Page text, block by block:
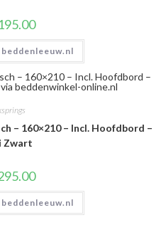
– 160×210 – Incl. Hoofdbord –
Zwart